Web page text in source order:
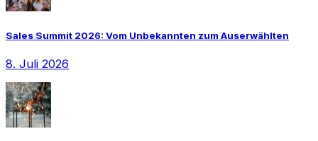
Sales Summit 2026: Vom Unbekannten zum Auserwählten
8. Juli 2026